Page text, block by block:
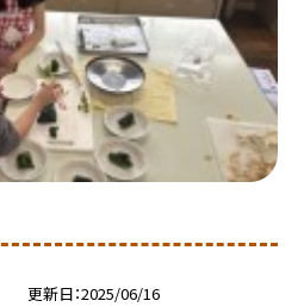
更新日 2025/06/16